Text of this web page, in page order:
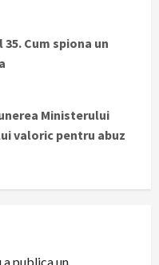
Cum spiona un
Ministerului
valoric pentru abuz
a publica un